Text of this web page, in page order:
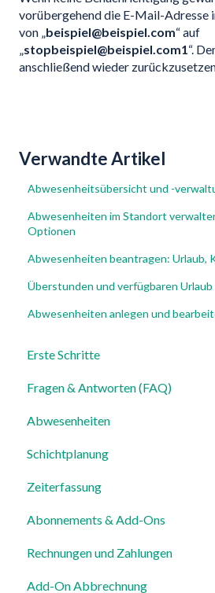
vorübergehend die E-Mail-Adresse
von „beispiel@beispiel.com“ auf
„stopbeispiel@beispiel.com1“.
anschließend wieder
Verwandte Artikel
Abwesenheitsübersicht und -
Abwesenheiten im Standort
Optionen
Abwesenheiten beantragen: Urlaub,
Überstunden und verfügbaren Urlaub
Abwesenheiten anlegen und
Erste Schritte
Für Admins
Für Mitarbeiter
Einstellungen
Fragen & Antworten (FAQ)
Login, Account & Sicherheit
Mitarbeiterverwaltung
Mitarbeiterprofile &
Standorte & Arbeitsbereiche
Zeiterfassung, Soll-Stunden &
Dienstplanung & Spezialfälle
Abwesenheiten
Schichtplanung
Zeiterfassung
Abonnements & Add-Ons
Rechnungen und Zahlungen
Add-On Abbrechnung